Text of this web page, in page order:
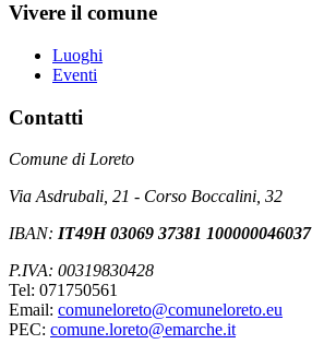
Vivere il comune
Luoghi
Eventi
Contatti
Comune di Loreto
Via Asdrubali, 21 - Corso Boccalini, 32
IBAN: IT49H 03069 37381 100000046037
P.IVA: 00319830428
Tel: 071750561
Email: comuneloreto@comuneloreto.eu
PEC: comune.loreto@emarche.it